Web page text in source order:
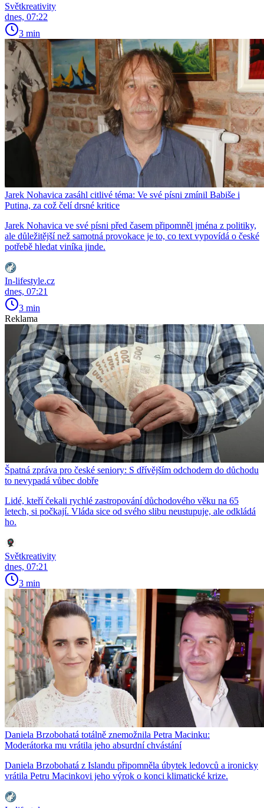
Světkreativity
dnes, 07:22
3 min
Jarek Nohavica zasáhl citlivé téma: Ve své písni zmínil Babiše i
Putina, za což čelí drsné kritice
Jarek Nohavica ve své písni před časem připomněl jména z politiky,
ale důležitější než samotná provokace je to, co text vypovídá o české
potřebě hledat viníka jinde.
In-lifestyle.cz
dnes, 07:21
3 min
Reklama
Špatná zpráva pro české seniory: S dřívějším odchodem do důchodu
to nevypadá vůbec dobře
Lidé, kteří čekali rychlé zastropování důchodového věku na 65
letech, si počkají. Vláda sice od svého slibu neustupuje, ale odkládá
ho.
Světkreativity
dnes, 07:21
3 min
Daniela Brzobohatá totálně znemožnila Petra Macinku:
Moderátorka mu vrátila jeho absurdní chvástání
Daniela Brzobohatá z Islandu připomněla úbytek ledovců a ironicky
vrátila Petru Macinkovi jeho výrok o konci klimatické krize.